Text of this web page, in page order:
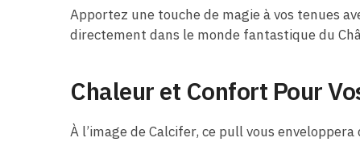
Apportez une touche de magie à vos tenues
directement dans le monde fantastique du
Chaleur et Confort Pour
À l’image de Calcifer, ce pull vous